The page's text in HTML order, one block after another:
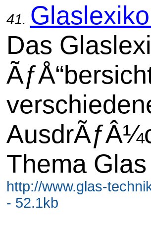
41.
Das
Thema
http://www.glas-
- 52.1kb